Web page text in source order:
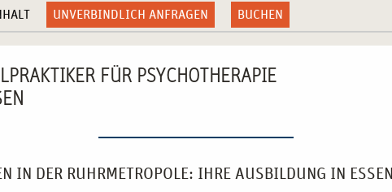
UNVERBINDLICH ANFRAGEN BUCHEN
FÜR PSYCHOTHERAPIE
IN DER RUHRMETROPOLE: IHRE AUSBILDUNG IN ESSEN